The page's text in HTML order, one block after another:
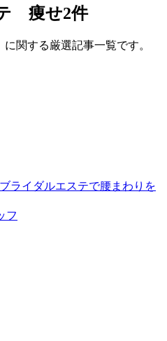
痩せ2件
関する厳選記事一覧です。
ライダルエステで腰まわりを
フ